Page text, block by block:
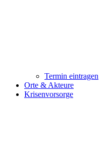
Termin eintragen
Orte & Akteure
Krisenvorsorge